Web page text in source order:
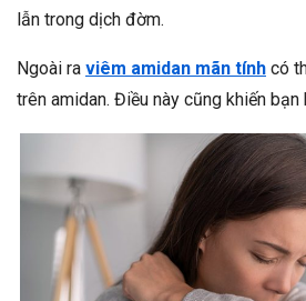
lẫn trong dịch đờm.
Ngoài ra viêm amidan mãn tính có
trên amidan. Điều này cũng khiến bạn